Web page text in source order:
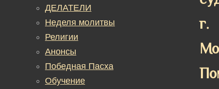
г.
ДЕЛАТЕЛИ
Неделя молитвы
Религии
Анонсы
Победная Пасха
Обучение